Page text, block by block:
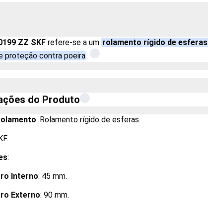
ZZ SKF refere-se a um rolamento rígido de esferas
proteção contra poeira.
do Produto
: Rolamento rígido de esferas.
:
Interno: 45 mm.
Externo: 90 mm.